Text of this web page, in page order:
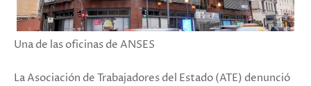
Una de las oficinas de ANSES
La Asociación de Trabajadores del Estado (ATE) denunció